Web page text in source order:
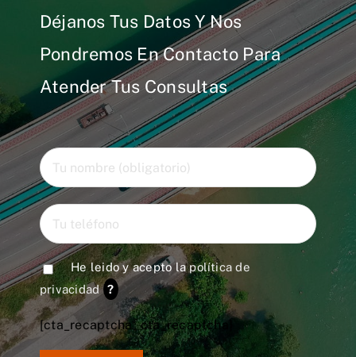
Déjanos Tus Datos Y Nos
Pondremos En Contacto Para
Atender Tus Consultas
He leido y acepto lapolítica de
privacidad ?
[cta_recaptcha* cta_recaptcha]